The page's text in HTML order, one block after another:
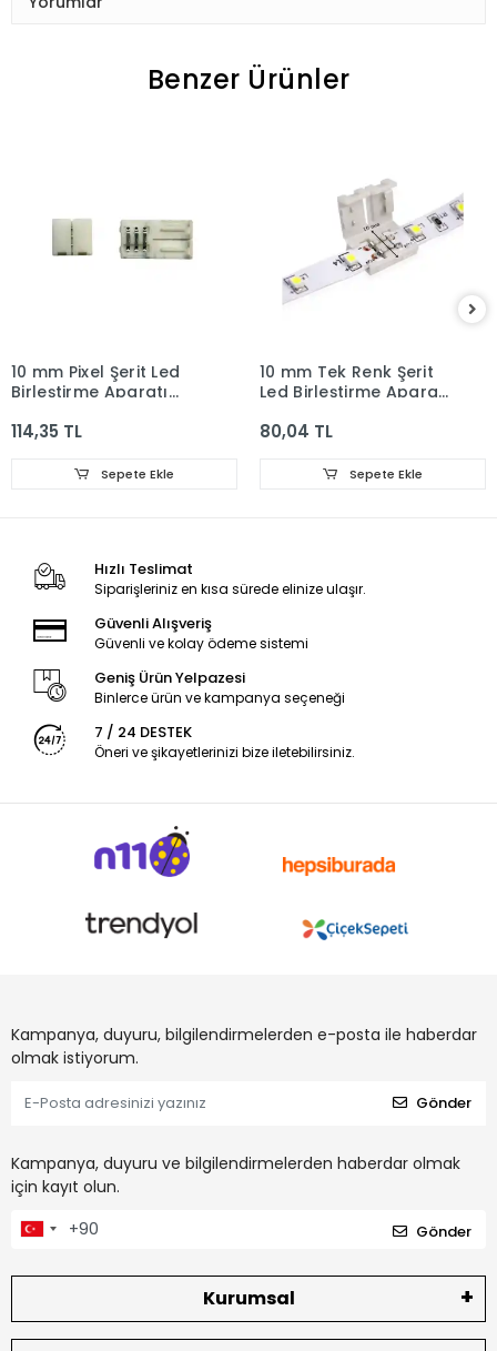
Benzer Ürünler
10 mm Pixel Şerit Led
Birleştirme Aparatı
114,35 TL
Sepete Ekle
10 mm Tek Renk Şerit
Led Birleştirme Aparatı
80,04 TL
Sepete Ekle
Hızlı Teslimat
Siparişleriniz en kısa sürede elinize ulaşır.
Güvenli Alışveriş
Güvenli ve kolay ödeme sistemi
Geniş Ürün Yelpazesi
Binlerce ürün ve kampanya seçeneği
7 / 24 DESTEK
Öneri ve şikayetlerinizi bize iletebilirsiniz.
Kampanya, duyuru, bilgilendirmelerden e-posta ile haberdar
olmak istiyorum.
Gönder
Kampanya, duyuru ve bilgilendirmelerden haberdar olmak
için kayıt olun.
Gönder
Kurumsal